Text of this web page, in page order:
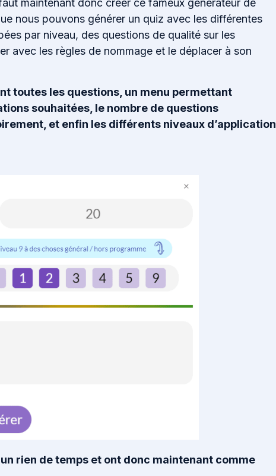
maintenant donc créer ce fameux générateur de
nous pouvons générer un quiz avec les différentes
par niveau, des questions de qualité sur les
avec les règles de nommage et le déplacer à son
toutes les questions, un menu permettant
souhaitées, le nombre de questions
et enfin les différents niveaux d’application
rien de temps et ont donc maintenant comme